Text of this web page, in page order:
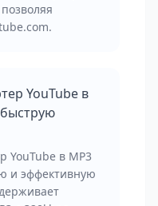
YouTube в
YouTube в MP3
и эффективную